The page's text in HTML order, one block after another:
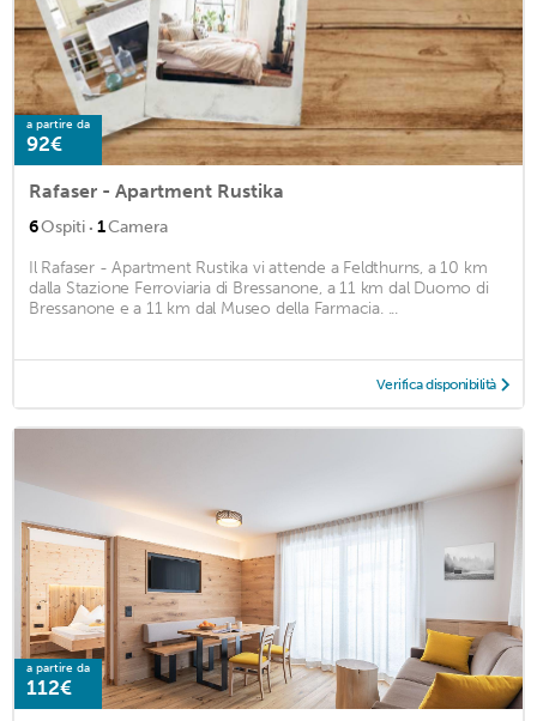
a partire da
92€
Rafaser - Apartment Rustika
6Ospiti · 1Camera
Il Rafaser - Apartment Rustika vi attende a Feldthurns, a 10 km
dalla Stazione Ferroviaria di Bressanone, a 11 km dal Duomo di
Bressanone e a 11 km dal Museo della Farmacia. ...
Verifica disponibilità
a partire da
112€